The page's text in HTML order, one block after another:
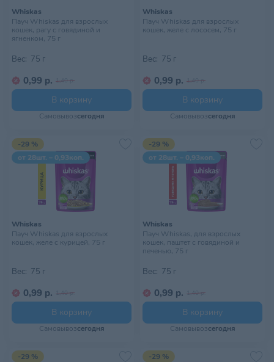
Whiskas
Пауч Whiskas для взрослых
кошек, рагу с говядиной и
ягненком, 75 г
Вес: 75 г
0,99 р. 1,40 р.
В корзину
Самовывозсегодня
Whiskas
Пауч Whiskas для взрослых
кошек, желе с лососем, 75 г
Вес: 75 г
0,99 р. 1,40 р.
В корзину
Самовывозсегодня
-29 %
от 28шт. – 0,93коп.
Whiskas
Пауч Whiskas для взрослых
кошек, желе с курицей, 75 г
Вес: 75 г
0,99 р. 1,40 р.
В корзину
Самовывозсегодня
-29 %
от 28шт. – 0,93коп.
Whiskas
Пауч Whiskas, для взрослых
кошек, паштет с говядиной и
печенью, 75 г
Вес: 75 г
0,99 р. 1,40 р.
В корзину
Самовывозсегодня
-29 %
-29 %